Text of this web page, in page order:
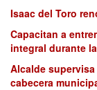
Isaac del Toro
Capacitan a
integral durante
Alcalde
cabecera